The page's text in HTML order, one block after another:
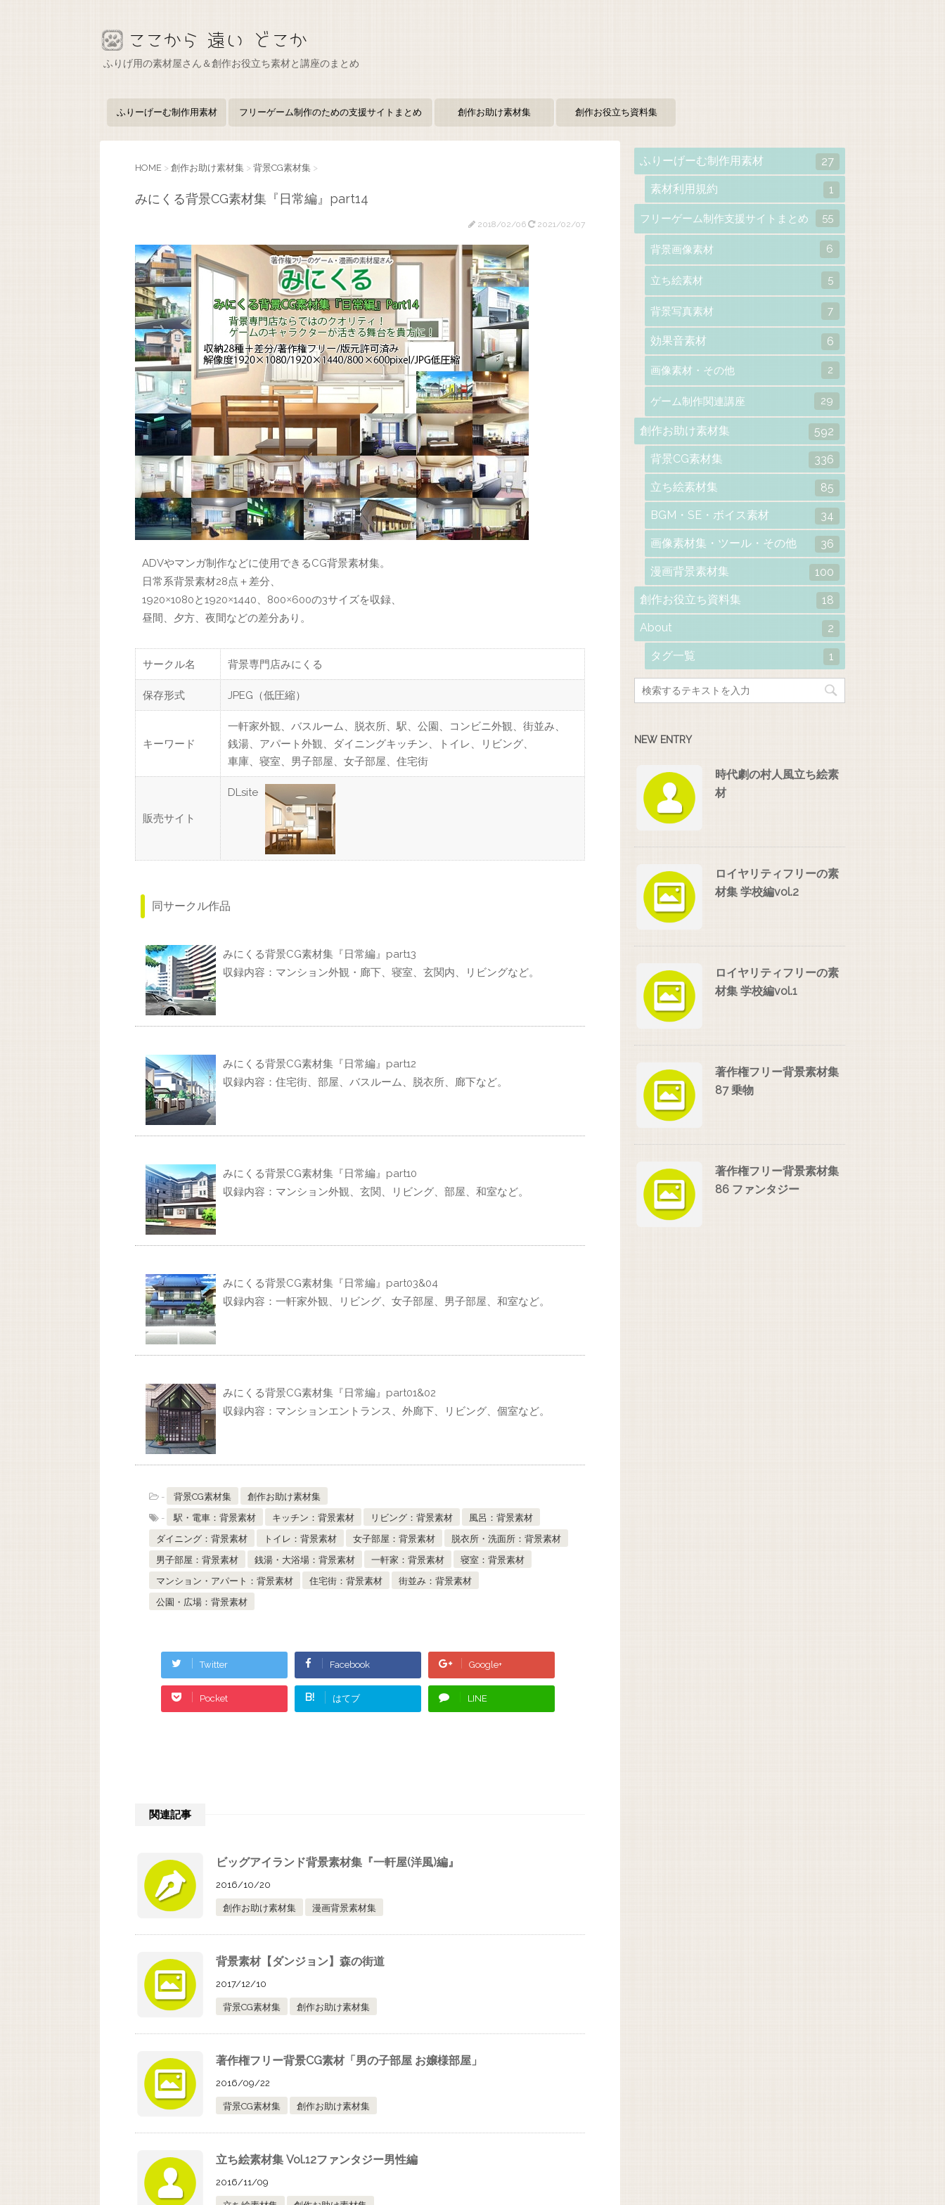
ふりげ用の素材屋さん＆創作お役立ち素材と講座のまとめ
ふりーげーむ制作用素材 フリーゲーム制作のための支援サイトまとめ 創作お助け素材集 創作お役立ち資料集
HOME > 創作お助け素材集 > 背景CG素材集 >
みにくる背景CG素材集『日常編』part14
2018/02/06 2021/02/07
ADVやマンガ制作などに使用できるCG背景素材集。
日常系背景素材28点＋差分、
1920×1080と1920×1440、800×600の3サイズを収録、
昼間、夕方、夜間などの差分あり。
サークル名 背景専門店みにくる
保存形式 JPEG（低圧縮）
キーワード
一軒家外観、バスルーム、脱衣所、駅、公園、コンビニ外観、街並み、
銭湯、アパート外観、ダイニングキッチン、トイレ、リビング、
車庫、寝室、男子部屋、女子部屋、住宅街
販売サイト
DLsite
同サークル作品
みにくる背景CG素材集『日常編』part13
収録内容：マンション外観・廊下、寝室、玄関内、リビングなど。
みにくる背景CG素材集『日常編』part12
収録内容：住宅街、部屋、バスルーム、脱衣所、廊下など。
みにくる背景CG素材集『日常編』part10
収録内容：マンション外観、玄関、リビング、部屋、和室など。
みにくる背景CG素材集『日常編』part03&04
収録内容：一軒家外観、リビング、女子部屋、男子部屋、和室など。
みにくる背景CG素材集『日常編』part01&02
収録内容：マンションエントランス、外廊下、リビング、個室など。
- 背景CG素材集
創作お助け素材集
-
駅・電車：背景素材 キッチン：背景素材 リビング：背景素材
風呂：背景素材
ダイニング：背景素材
トイレ：背景素材 女子部屋：背景素材
脱衣所・洗面所：背景素材
男子部屋：背景素材
銭湯・大浴場：背景素材 一軒家：背景素材
寝室：背景素材
マンション・アパート：背景素材
住宅街：背景素材
街並み：背景素材
公園・広場：背景素材
Twitter Facebook Google+
Pocket B! はてブ LINE
関連記事
ビッグアイランド背景素材集『一軒屋(洋風)編』
2016/10/20
創作お助け素材集 漫画背景素材集
背景素材【ダンジョン】森の街道
2017/12/10
背景CG素材集 創作お助け素材集
著作権フリー背景CG素材「男の子部屋 お嬢様部屋」
2016/09/22
背景CG素材集 創作お助け素材集
立ち絵素材集 Vol.12ファンタジー男性編
2016/11/09
ふりーげーむ制作用素材 27
素材利用規約 1
フリーゲーム制作支援サイトまとめ 55
背景画像素材 6
立ち絵素材 5
背景写真素材 7
効果音素材 6
画像素材・その他 2
ゲーム制作関連講座 29
創作お助け素材集 592
背景CG素材集 336
立ち絵素材集 85
BGM・SE・ボイス素材 34
画像素材集・ツール・その他 36
漫画背景素材集 100
創作お役立ち資料集 18
About 2
タグ一覧 1
NEW ENTRY
時代劇の村人風立ち絵素
材
ロイヤリティフリーの素
材集 学校編vol.2
ロイヤリティフリーの素
材集 学校編vol.1
著作権フリー背景素材集
87 乗物
著作権フリー背景素材集
86 ファンタジー